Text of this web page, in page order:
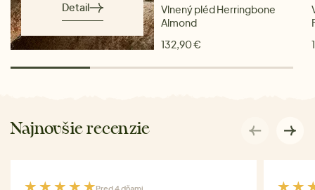
Detail
Vlnený pléd Herringbone
Almond
132,90 €
Najnovšie recenzie